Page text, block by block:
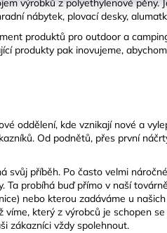
výrobků z polyethylenové pěny.
nábytek, plovací desky,
produktů pro outdoor a
produkty pak inovujeme,
oddělení, kde vznikají nové a
Od podnětů, přes první
svůj příběh. Po často velmi
probíhá buď přímo v naší
nebo kterou zadáváme u
který z výrobců je schopen
zákazníci vždy spolehnout.